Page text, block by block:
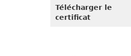
Télécharger le
certificat